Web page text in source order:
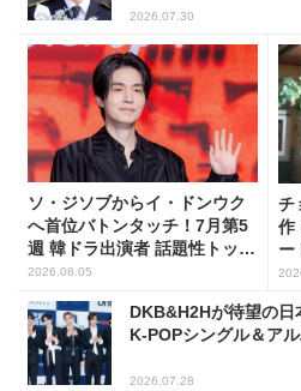
2026.07.30
ソ・ジソブからイ・ドンウク
へ首位バトンタッチ！7月第5
週 韓ドラ出演者 話題性トップ
5
2026.08.05
チ
作
ー
DKB&H2Hが待望の
K-POPシングル＆ア
2026.07.28